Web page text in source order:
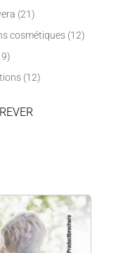
(21)
cosmétiques (12)
(12)